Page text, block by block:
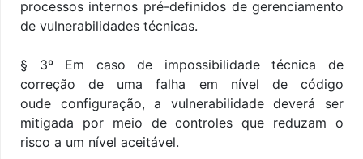
processos internos pré-definidos de gerenciamento
de vulnerabilidades técnicas.
§ 3º Em caso de impossibilidade técnica de
correção de uma falha em nível de código
oude configuração, a vulnerabilidade deverá ser
mitigada por meio de controles que reduzam o
risco a um nível aceitável.